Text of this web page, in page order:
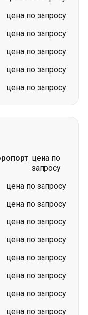
цена по запросу
цена по запросу
цена по запросу
цена по запросу
цена по запросу
цена по
запросу
цена по запросу
цена по запросу
цена по запросу
цена по запросу
цена по запросу
цена по запросу
цена по запросу
цена по запросу